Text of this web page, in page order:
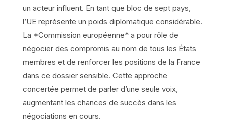
un acteur influent. En tant que bloc de sept pays,
l’UE représente un poids diplomatique considérable.
La *Commission européenne* a pour rôle de
négocier des compromis au nom de tous les États
membres et de renforcer les positions de la France
dans ce dossier sensible. Cette approche
concertée permet de parler d’une seule voix,
augmentant les chances de succès dans les
négociations en cours.